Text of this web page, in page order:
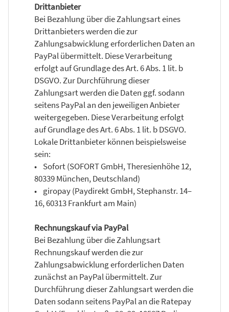
Drittanbieter
Bei Bezahlung über die Zahlungsart eines
Drittanbieters werden die zur
Zahlungsabwicklung erforderlichen Daten an
PayPal übermittelt. Diese Verarbeitung
erfolgt auf Grundlage des Art. 6 Abs. 1 lit. b
DSGVO. Zur Durchführung dieser
Zahlungsart werden die Daten ggf. sodann
seitens PayPal an den jeweiligen Anbieter
weitergegeben. Diese Verarbeitung erfolgt
auf Grundlage des Art. 6 Abs. 1 lit. b DSGVO.
Lokale Drittanbieter können beispielsweise
sein:
• Sofort (SOFORT GmbH, Theresienhöhe 12,
80339 München, Deutschland)
• giropay (Paydirekt GmbH, Stephanstr. 14–
16, 60313 Frankfurt am Main)
Rechnungskauf via PayPal
Bei Bezahlung über die Zahlungsart
Rechnungskauf werden die zur
Zahlungsabwicklung erforderlichen Daten
zunächst an PayPal übermittelt. Zur
Durchführung dieser Zahlungsart werden die
Daten sodann seitens PayPal an die Ratepay